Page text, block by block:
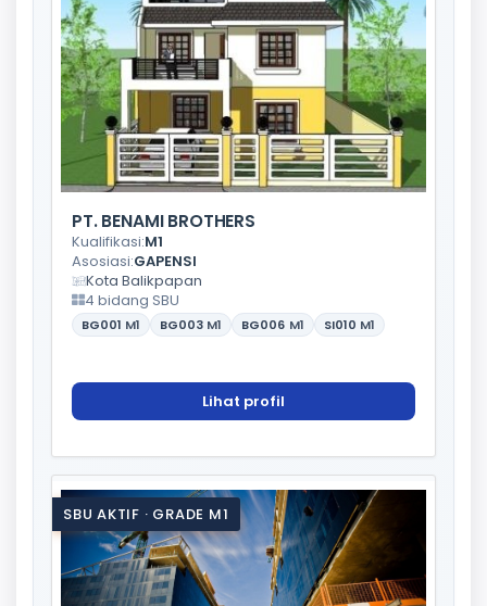
PT. BENAMI BROTHERS
Kualifikasi:M1
Asosiasi:GAPENSI
Kota Balikpapan
4 bidang SBU
BG001 M1 BG003 M1 BG006 M1 SI010 M1
Lihat profil
SBU AKTIF · GRADE M1